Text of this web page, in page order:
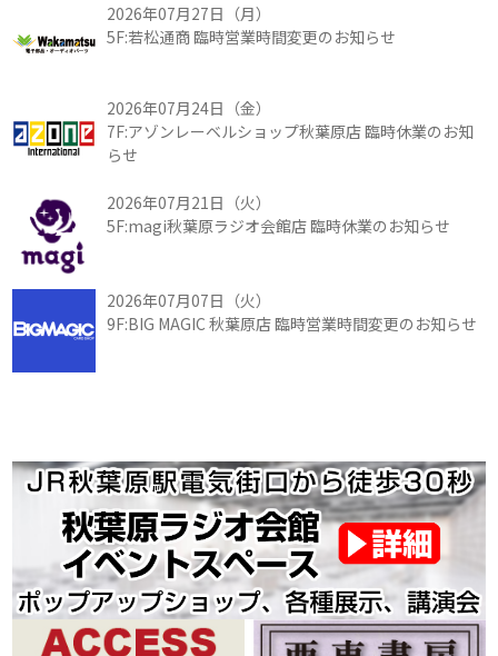
2026年07月27日（月）
5F:若松通商 臨時営業時間変更のお知らせ
2026年07月24日（金）
7F:アゾンレーベルショップ秋葉原店 臨時休業のお知
らせ
2026年07月21日（火）
5F:magi秋葉原ラジオ会館店 臨時休業のお知らせ
2026年07月07日（火）
9F:BIG MAGIC 秋葉原店 臨時営業時間変更のお知らせ